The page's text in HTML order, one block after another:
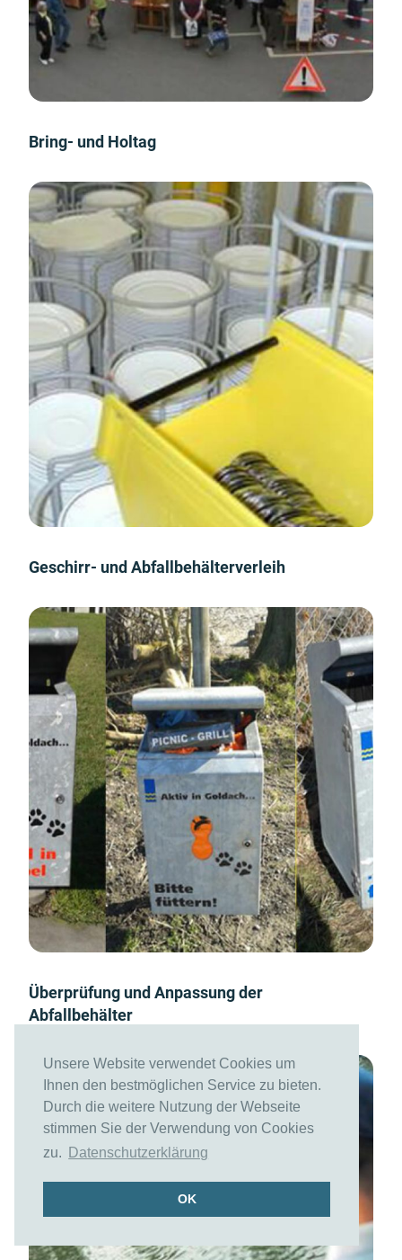
Unsere Website verwendet Cookies um
Ihnen den bestmöglichen Service zu bieten.
Durch die weitere Nutzung der Webseite
stimmen Sie der Verwendung von Cookies
zu.
Datenschutzerklärung
OK
Bring- und Holtag
Geschirr- und Abfallbehälterverleih
Überprüfung und Anpassung der
Abfallbehälter